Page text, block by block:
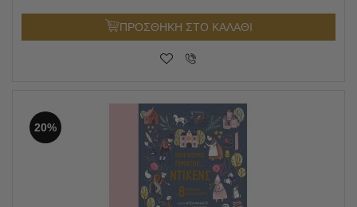
ΠΡΟΣΘΗΚΗ ΣΤΟ ΚΑΛΑΘΙ
20%